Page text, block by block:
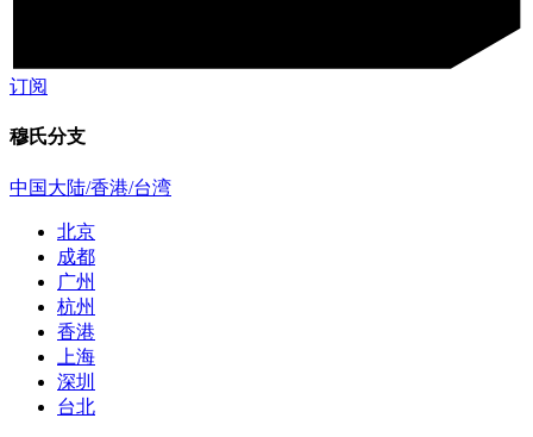
订阅
穆氏分支
中国大陆/香港/台湾
北京
成都
广州
杭州
香港
上海
深圳
台北